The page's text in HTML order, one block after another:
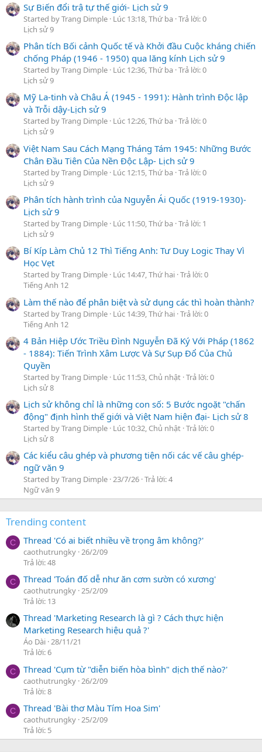
Sự Biến đổi trậ tự thế giới- Lịch sử 9
Started by Trang Dimple Lúc 13:18, Thứ ba Trả lời: 0
Lịch sử 9
Phân tích Bối cảnh Quốc tế và Khởi đầu Cuộc kháng chiến
chống Pháp (1946 - 1950) qua lăng kính Lịch sử 9
Started by Trang Dimple Lúc 12:36, Thứ ba Trả lời: 0
Lịch sử 9
Mỹ La-tinh và Châu Á (1945 - 1991): Hành trình Độc lập
và Trỗi dậy-Lịch sử 9
Started by Trang Dimple Lúc 12:26, Thứ ba Trả lời: 0
Lịch sử 9
Việt Nam Sau Cách Mạng Tháng Tám 1945: Những Bước
Chân Đầu Tiên Của Nền Độc Lập- Lịch sử 9
Started by Trang Dimple Lúc 12:15, Thứ ba Trả lời: 0
Lịch sử 9
Phân tích hành trình của Nguyễn Ái Quốc (1919-1930)-
Lịch sử 9
Started by Trang Dimple Lúc 11:50, Thứ ba Trả lời: 1
Lịch sử 9
Bí Kíp Làm Chủ 12 Thì Tiếng Anh: Tư Duy Logic Thay Vì
Học Vẹt
Started by Trang Dimple Lúc 14:47, Thứ hai Trả lời: 0
Tiếng Anh 12
Làm thế nào để phân biệt và sử dụng các thì hoàn thành?
Started by Trang Dimple Lúc 14:39, Thứ hai Trả lời: 0
Tiếng Anh 12
4 Bản Hiệp Ước Triều Đình Nguyễn Đã Ký Với Pháp (1862
- 1884): Tiến Trình Xâm Lược Và Sự Sụp Đổ Của Chủ
Quyền
Started by Trang Dimple Lúc 11:53, Chủ nhật Trả lời: 0
Lịch sử 8
Lịch sử không chỉ là những con số: 5 Bước ngoặt "chấn
động" định hình thế giới và Việt Nam hiện đại- Lịch sử 8
Started by Trang Dimple Lúc 10:32, Chủ nhật Trả lời: 0
Lịch sử 8
Các kiểu câu ghép và phương tiện nối các vế câu ghép-
ngữ văn 9
Started by Trang Dimple 23/7/26 Trả lời: 4
Ngữ văn 9
Trending content
C Thread 'Có ai biết nhiều về trọng âm không?'
caothutrungky 26/2/09
Trả lời: 48
C Thread 'Toán đố dễ như ăn cơm sườn có xương'
caothutrungky 25/2/09
Trả lời: 13
Thread 'Marketing Research là gì ? Cách thực hiện
Marketing Research hiệu quả ?'
Áo Dài 28/11/21
Trả lời: 6
C Thread 'Cụm từ "diễn biến hòa bình" dịch thế nào?'
caothutrungky 26/2/09
Trả lời: 8
C Thread 'Bài thơ Màu Tím Hoa Sim'
caothutrungky 25/2/09
Trả lời: 5